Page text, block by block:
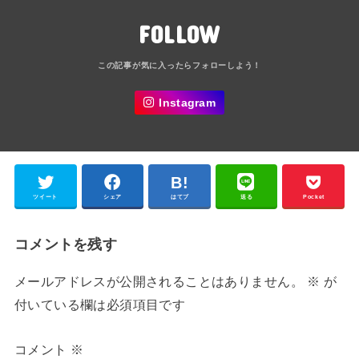
FOLLOW
Instagram
ツイート シェア はてブ 送る Pocket
コメントを残す
メールアドレスが公開されることはありません。 ※ が
付いている欄は必須項目です
コメント ※